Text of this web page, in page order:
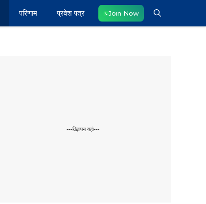
परिणाम प्रवेश पत्र Join Now
---विज्ञापन यहां---